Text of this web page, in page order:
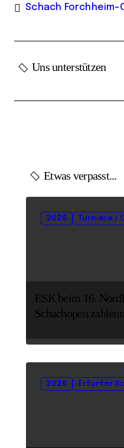
Schach Forchheim-
Uns unterstützen
Etwas verpasst...
2026 Turniere /
ESK beim 16.
Schachopen
2026 Erfurter